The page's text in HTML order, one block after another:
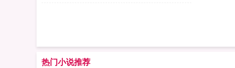
热门小说推荐